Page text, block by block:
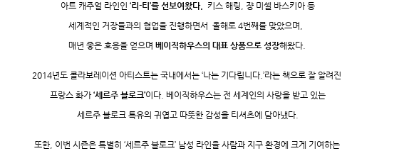
아트 캐주얼 라인인 ‘리-티’를 선보여왔다.
키스 해링, 쟝 미셀 바스키아 등
세계적인 거장들과의 협업을 진행하면서 올해로 4번째를 맞았으며,
매년 좋은 호응을 얻으며 베이직하우스의 대표 상품으로 성장해왔다.
2014년도 콜라보레이션 아티스트는 국내에서는 ‘나는 기다립니다.’라는 책으로 잘 알려진
프랑스 화가 ‘세르주 블로크’이다. 베이직하우스는 전 세계인의 사랑을 받고 있는
세르주 블로크 특유의 귀엽고 따뜻한 감성을 티셔츠에 담아냈다.
또한, 이번 시즌은 특별히 ‘세르주 블로크’ 남성 라인을 사람과 지구 환경에 크게 기여하는